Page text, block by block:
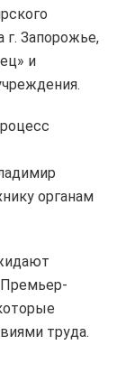
г. Запорожье,
и
органам
труда.